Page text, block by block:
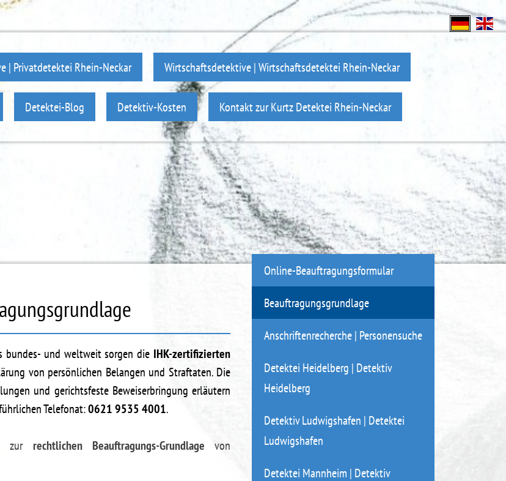
| Privatdetektei Rhein-Neckar Wirtschaftsdetektive | Wirtschaftsdetektei Rhein-Neckar
Detektei-Blog Detektiv-Kosten Kontakt zur Kurtz Detektei Rhein-Neckar
bundes- und weltweit sorgen die IHK-zertifizierten
von persönlichen Belangen und Straftaten. Die
und gerichtsfeste Beweiserbringung erläutern
Telefonat:0621 9535 4001.
zur rechtlichen Beauftragungs-Grundlage von
Online-Beauftragungsformular
Beauftragungsgrundlage
Anschriftenrecherche | Personensuche
Detektei Heidelberg | Detektiv
Heidelberg
Detektiv Ludwigshafen | Detektei
Ludwigshafen
Detektei Mannheim | Detektiv